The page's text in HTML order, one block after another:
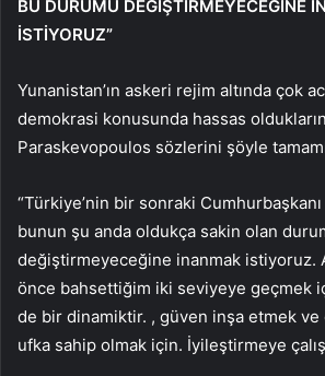
BU DURUMU DEĞİŞTİRMEYECEĞİNE
İSTİYORUZ”
Yunanistan’ın askeri rejim altında çok
demokrasi konusunda hassas
Paraskevopoulos sözlerini şöyle
“Türkiye’nin bir sonraki
bunun şu anda oldukça sakin olan
değiştirmeyeceğine inanmak istiyoruz.
önce bahsettiğim iki seviyeye geçmek
de bir dinamiktir. , güven inşa etmek
ufka sahip olmak için. İyileştirmeye